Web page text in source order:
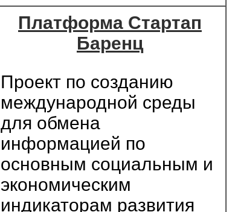
Платформа Стартап
Баренц
Проект по созданию
международной среды
для обмена
информацией по
основным социальным и
экономическим
индикаторам развития